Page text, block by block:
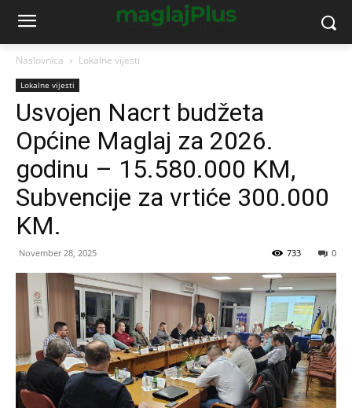
Naslovnica Lokalne vijesti
Lokalne vijesti
Usvojen Nacrt budžeta
Općine Maglaj za 2026.
godinu – 15.580.000 KM,
Subvencije za vrtiće 300.000
KM.
November 28, 2025 0
733